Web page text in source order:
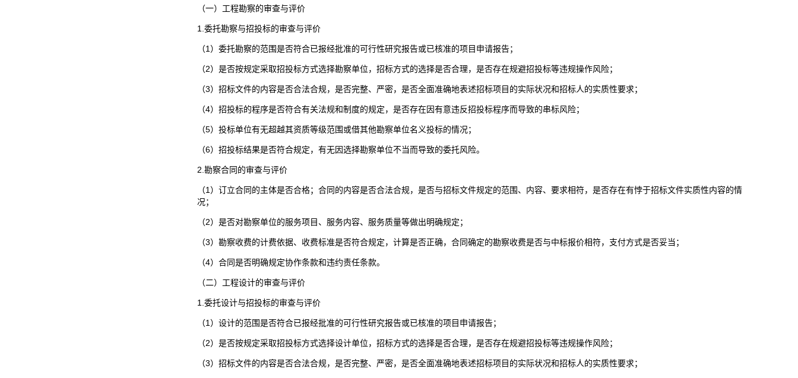
（一）工程勘察的审查与评价
1.委托勘察与招投标的审查与评价
（1）委托勘察的范围是否符合已报经批准的可行性研究报告或已核准的项目申请报告；
（2）是否按规定采取招投标方式选择勘察单位，招标方式的选择是否合理，是否存在规避招投标等违规操作风险；
（3）招标文件的内容是否合法合规，是否完整、严密，是否全面准确地表述招标项目的实际状况和招标人的实质性要求；
（4）招投标的程序是否符合有关法规和制度的规定，是否存在因有意违反招投标程序而导致的串标风险；
（5）投标单位有无超越其资质等级范围或借其他勘察单位名义投标的情况；
（6）招投标结果是否符合规定，有无因选择勘察单位不当而导致的委托风险。
2.勘察合同的审查与评价
（1）订立合同的主体是否合格；合同的内容是否合法合规，是否与招标文件规定的范围、内容、要求相符，是否存在有悖于招标文件实质性内容的情
况；
（2）是否对勘察单位的服务项目、服务内容、服务质量等做出明确规定；
（3）勘察收费的计费依据、收费标准是否符合规定，计算是否正确，合同确定的勘察收费是否与中标报价相符，支付方式是否妥当；
（4）合同是否明确规定协作条款和违约责任条款。
（二）工程设计的审查与评价
1.委托设计与招投标的审查与评价
（1）设计的范围是否符合已报经批准的可行性研究报告或已核准的项目申请报告；
（2）是否按规定采取招投标方式选择设计单位，招标方式的选择是否合理，是否存在规避招投标等违规操作风险；
（3）招标文件的内容是否合法合规，是否完整、严密，是否全面准确地表述招标项目的实际状况和招标人的实质性要求；